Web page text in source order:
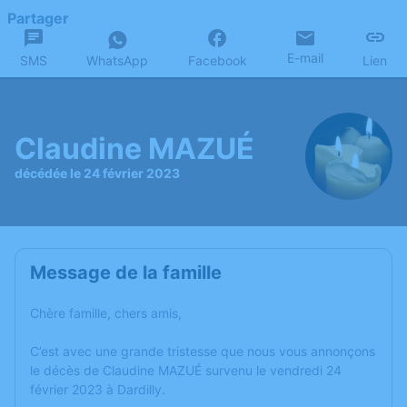
Partager
SMS WhatsApp Facebook E-mail Lien
Claudine MAZUÉ
décédée le 24 février 2023
Message de la famille
Chère famille, chers amis,
C’est avec une grande tristesse que nous vous annonçons
le décès de Claudine MAZUÉ survenu le vendredi 24
février 2023 à Dardilly.